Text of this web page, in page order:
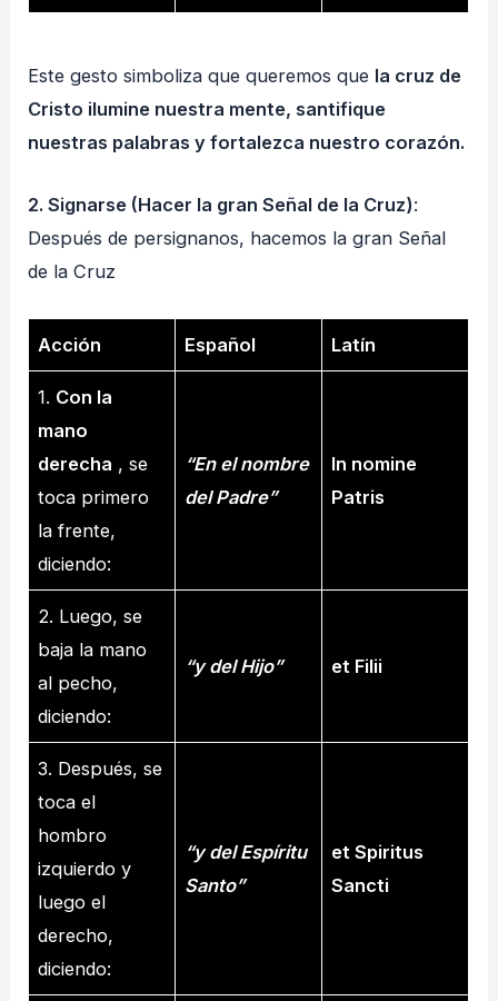
Este gesto simboliza que queremos que la cruz de
Cristo ilumine nuestra mente, santifique
nuestras palabras y fortalezca nuestro corazón.
2. Signarse (Hacer la gran Señal de la Cruz):
Después de persignanos, hacemos la gran Señal
de la Cruz
Acción Español Latín
1. Con la
mano
derecha , se
toca primero
la frente,
diciendo:
“En el nombre
del Padre”
In nomine
Patris
2. Luego, se
baja la mano
al pecho,
diciendo:
“y del Hijo” et Filii
3. Después, se
toca el
hombro
izquierdo y
luego el
derecho,
diciendo:
“y del Espíritu
Santo”
et Spiritus
Sancti